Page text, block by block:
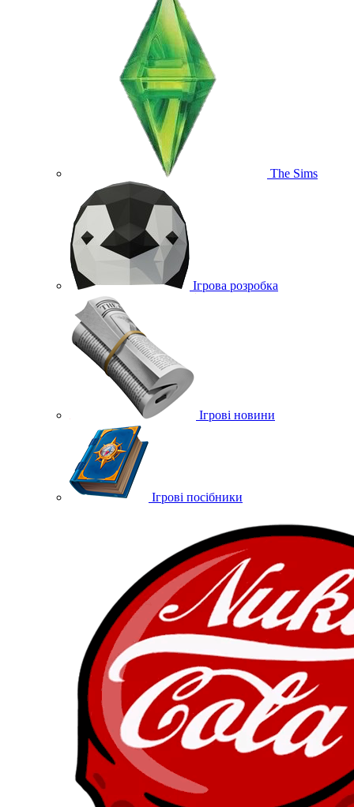
The Sims
Ігрова розробка
Ігрові новини
Ігрові посібники